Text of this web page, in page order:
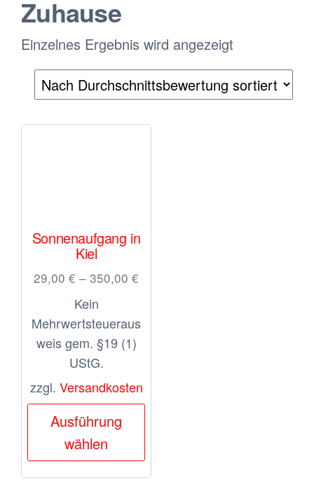
Zuhause
Einzelnes Ergebnis wird angezeigt
Sonnenaufgang in
Kiel
29,00€ –350,00€
Kein
Mehrwertsteueraus
weis gem. §19 (1)
UStG.
zzgl. Versandkosten
Ausführung
wählen
Dieses
weist
mehrere